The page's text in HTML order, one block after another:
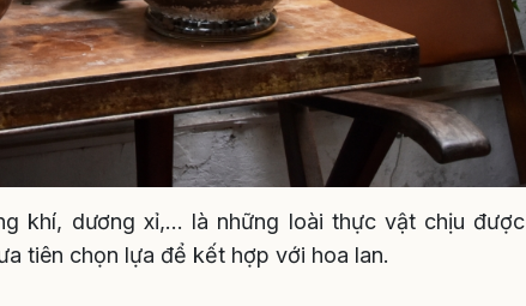
khí, dương xỉ,… là những loài thực vật chịu được
tiên chọn lựa để kết hợp với hoa lan.